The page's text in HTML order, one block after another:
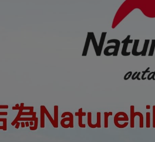
水樽及水杯
旅行背包 運動護具 運動襪